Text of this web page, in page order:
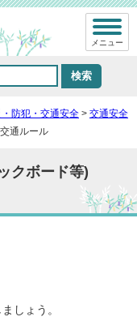
メニュー
防犯・交通安全 > 交通安全
通ルール
クボード等)
しょう。